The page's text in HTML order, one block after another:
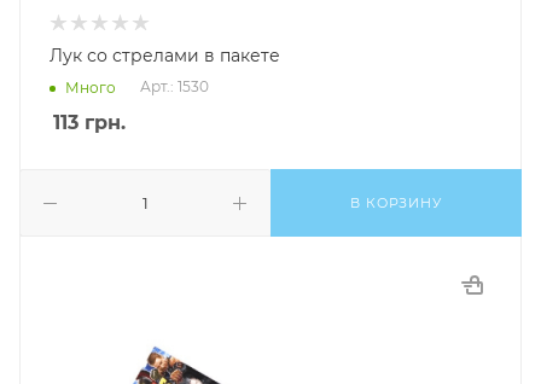
Лук со стрелами в пакете
Много Арт.: 1530
113 грн.
В КОРЗИНУ